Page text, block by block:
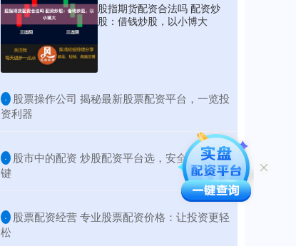
股指期货配资合法吗 配资炒
股：借钱炒股，以小博大
· ​股票操作公司 揭秘最新股票配资平台，一览投
资利器
· ​股市中的配资 炒股配资平台选，安全靠谱是关
键
· ​股票配资经营 专业股票配资价格：让投资更轻
松